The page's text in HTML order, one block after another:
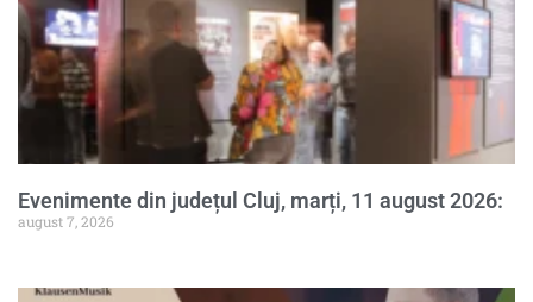
Evenimente din județul Cluj, marți, 11 august 2026:
august 7, 2026